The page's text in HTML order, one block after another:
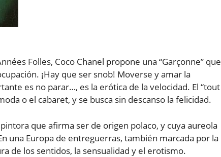
Folles, Coco Chanel propone una “Garçonne” que
¡Hay que ser snob! Moverse y amar la
es no parar…, es la erótica de la velocidad. El “tout
o el cabaret, y se busca sin descanso la felicidad.
que afirma ser de origen polaco, y cuya aureola
una Europa de entreguerras, también marcada por la
de los sentidos, la sensualidad y el erotismo.